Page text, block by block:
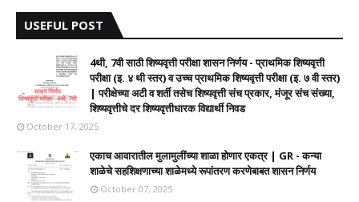
USEFUL POST
4थी, 7वी साठी शिष्यवृत्ती परीक्षा शासन निर्णय - प्राथमिक शिष्यवृत्ती
परीक्षा (इ. ४ थी स्तर) व उच्च प्राथमिक शिष्यवृत्ती परीक्षा (इ. ७ वी स्तर)
| परीक्षेच्या अटी व शर्ती तसेच शिष्यवृत्ती संच प्रकार, मंजूर संच संख्या,
शिष्यवृत्तीचे दर शिष्यवृत्तीधारक विद्यार्थी निवड
October 17, 2025
एकाच आवारातील मुलामुलींच्या शाळा होणार एकत्र | GR - कन्या
शाळेचे सहशिक्षणाच्या शाळेमध्ये रूपांतरण करणेबाबत शासन निर्णय
October 07, 2025